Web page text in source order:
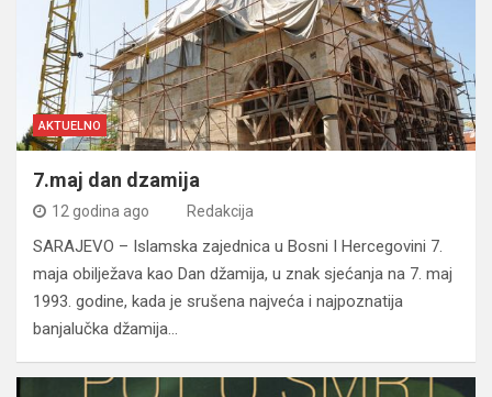
AKTUELNO
7.maj dan dzamija
12 godina ago Redakcija
SARAJEVO – Islamska zajednica u Bosni I Hercegovini 7.
maja obilježava kao Dan džamija, u znak sjećanja na 7. maj
1993. godine, kada je srušena najveća i najpoznatija
banjalučka džamija…